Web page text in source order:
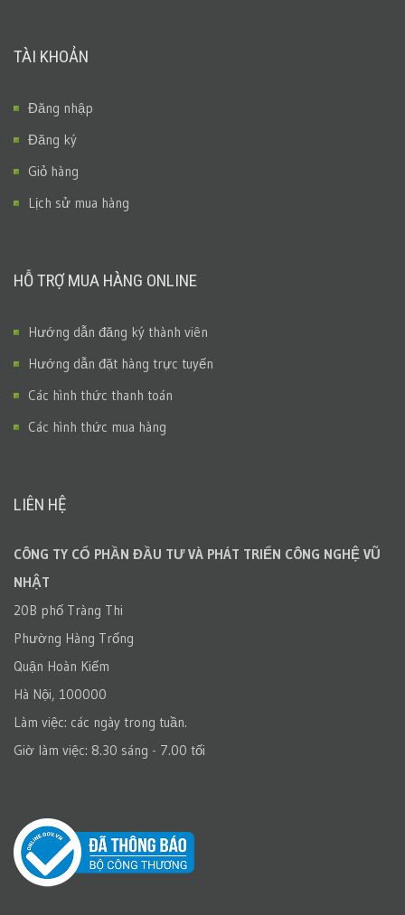
TÀI KHOẢN
Đăng nhập
Đăng ký
Giỏ hàng
Lịch sử mua hàng
HỖ TRỢ MUA HÀNG ONLINE
Hướng dẫn đăng ký thành viên
Hướng dẫn đặt hàng trực tuyến
Các hình thức thanh toán
Các hình thức mua hàng
LIÊN HỆ
CÔNG TY CỔ PHẦN ĐẦU TƯ VÀ PHÁT TRIỂN CÔNG NGHỆ VŨ
NHẬT
20B phố Tràng Thi
Phường Hàng Trống
Quận Hoàn Kiếm
Hà Nội, 100000
Làm việc: các ngày trong tuần.
Giờ làm việc: 8.30 sáng - 7.00 tối